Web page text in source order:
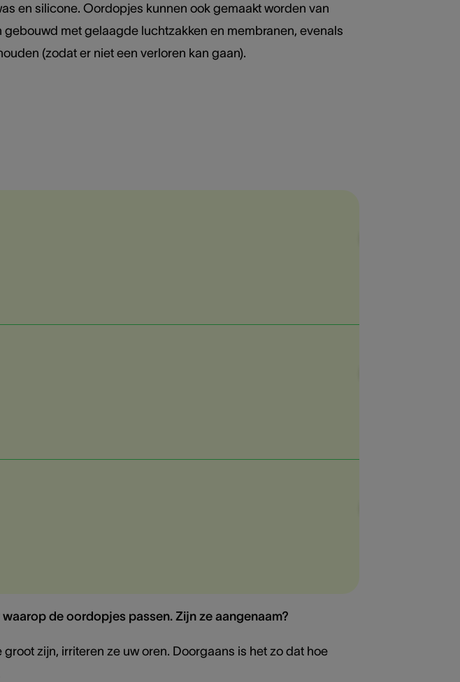
en silicone. Oordopjes kunnen ook gemaakt worden van
met gelaagde luchtzakken en membranen, evenals
(zodat er niet een verloren kan gaan).
de oordopjes passen. Zijn ze aangenaam?
zijn, irriteren ze uw oren. Doorgaans is het zo dat hoe